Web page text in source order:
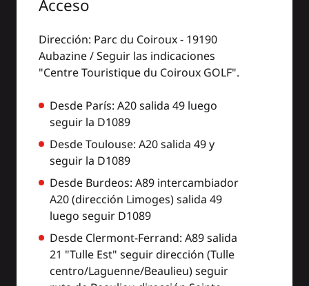
Acceso
Dirección: Parc du Coiroux - 19190
Aubazine / Seguir las indicaciones
"Centre Touristique du Coiroux GOLF".
Desde París: A20 salida 49 luego
seguir la D1089
Desde Toulouse: A20 salida 49 y
seguir la D1089
Desde Burdeos: A89 intercambiador
A20 (dirección Limoges) salida 49
luego seguir D1089
Desde Clermont-Ferrand: A89 salida
21 "Tulle Est" seguir dirección (Tulle
centro/Laguenne/Beaulieu) seguir